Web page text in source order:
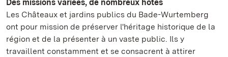
Des missions variées, de nombreux hôtes
Les Châteaux et jardins publics du Bade-Wurtemberg
ont pour mission de préserver l'héritage historique de la
région et de la présenter à un vaste public. Ils y
travaillent constamment et se consacrent à attirer